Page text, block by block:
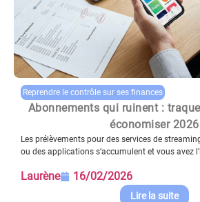
Reprendre le contrôle sur ses finances
Abonnements qui ruinent :
économiser 2026
Les prélèvements pour des services de
ou des applications s’accumulent et vous avez
Laurène 16/02/2026
Lire la suite